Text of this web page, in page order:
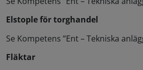
Elstople för torghandel
Se Kompetens ”Ent – Tekniska
Fläktar